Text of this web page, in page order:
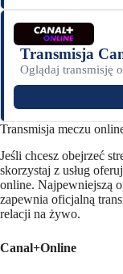
Transmisja
Oglądaj transmisję
Transmisja meczu
Jeśli chcesz obejrzeć
skorzystaj z usług
online. Najpewniejszą
zapewnia oficjalną
relacji na żywo.
Canal+Online